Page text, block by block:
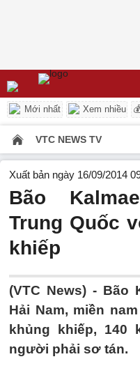
Mới nhất Xem nhiều
VTC NEWS TV
Xuất bản ngày 16/09/2014
Bão
Trung Quốc
khiếp
(VTC News) - Bão
Hải Nam, miền
khủng khiếp, 140
người phải sơ tán.